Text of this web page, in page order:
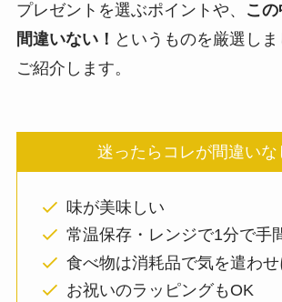
プレゼントを選ぶポイントや、
こ
間違いない！ というものを厳選し
ご紹介します。
迷ったらコレが間違いな
味が美味しい
常温保存・レンジで1分で手
食べ物は消耗品で気を遣わ
お祝いのラッピングもOK